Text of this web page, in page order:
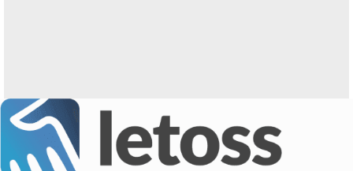
Furniture
A lacus bibendum pulvinar